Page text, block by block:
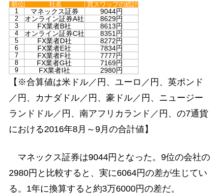
順位 社名
買スワップの総計
1
マネックス証券 9044円
2 オンライン証券A社 8629円
3 FX業者B社 8613円
4 オンライン証券C社 8351円
5 FX業者D社 8272円
6 FX業者E社 7834円
7 FX業者F社 7777円
8 FX業者G社 7169円
9 FX業者I社 2980円
【※合算値は米ドル／円、ユーロ／円、英ポンド
／円、カナダドル／円、豪ドル／円、ニュージー
ランドドル／円、南アフリカランド／円、の7通貨
における2016年8月～9月の合計値】
マネックス証券は9044円となった。9位の会社の
2980円と比較すると、実に6064円の差が生じてい
る。1年に換算すると約3万6000円の差だ。